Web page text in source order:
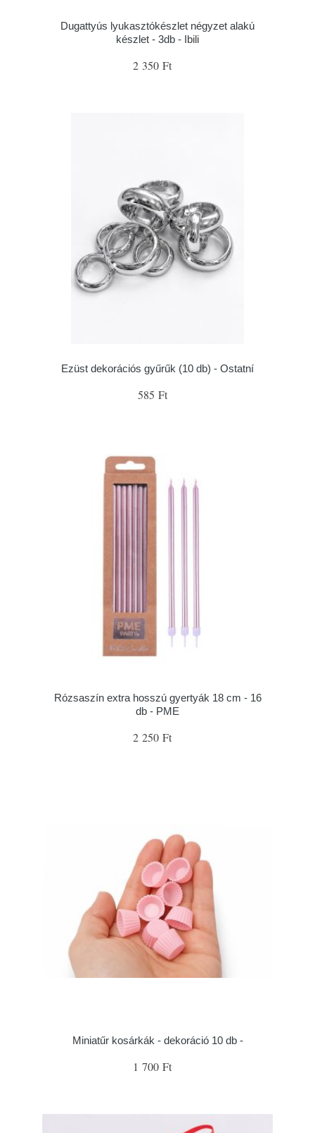
Dugattyús lyukasztókészlet négyzet alakú
készlet - 3db - Ibili
2 350 Ft
Ezüst dekorációs gyűrűk (10 db) - Ostatní
585 Ft
Rózsaszín extra hosszú gyertyák 18 cm - 16
db - PME
2 250 Ft
Miniatűr kosárkák - dekoráció 10 db -
1 700 Ft